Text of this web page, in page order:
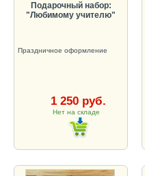
Подарочный набор:
"Любимому учителю"
Праздничное оформление
1 250 руб.
Нет на складе